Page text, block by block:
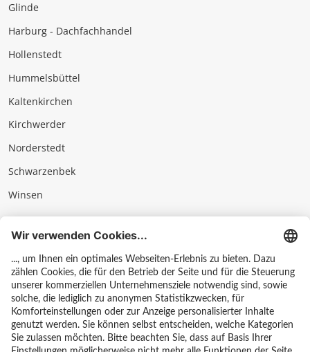
Glinde
Harburg - Dachfachhandel
Hollenstedt
Hummelsbüttel
Kaltenkirchen
Kirchwerder
Norderstedt
Schwarzenbek
Winsen
Impressum
Datenschutz & AGB
Hinweisgebersystem
Kontakt
Karriere